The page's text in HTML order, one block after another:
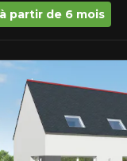
partir de 6 mois